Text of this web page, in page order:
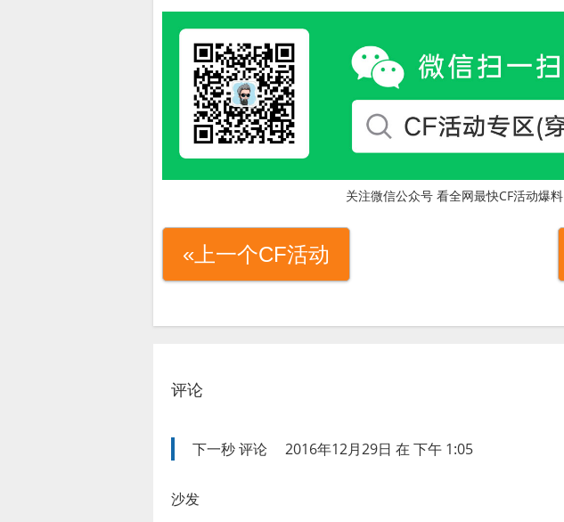
关注微信公众号 看全网最快CF活动爆料
«上一个CF活动
评论
下一秒评论 2016年12月29日 在 下午 1:05
沙发